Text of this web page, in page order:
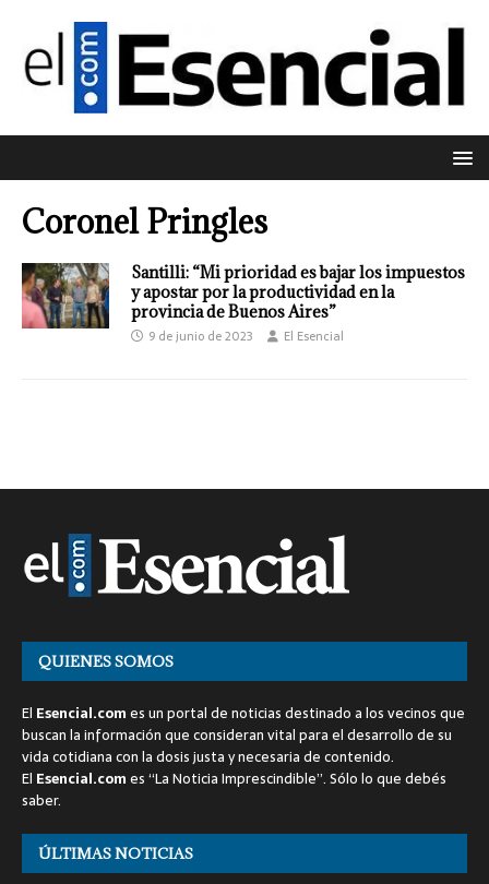
Coronel Pringles
Santilli: “Mi prioridad es bajar los impuestos
y apostar por la productividad en la
provincia de Buenos Aires”
9 de junio de 2023 El Esencial
QUIENES SOMOS
El Esencial.comes un portal de noticias destinado a los vecinos que
buscan la información que consideran vital para el desarrollo de su
vida cotidiana con la dosis justa y necesaria de contenido.
El Esencial.comes “La Noticia Imprescindible”. Sólo lo que debés
saber.
ÚLTIMAS NOTICIAS